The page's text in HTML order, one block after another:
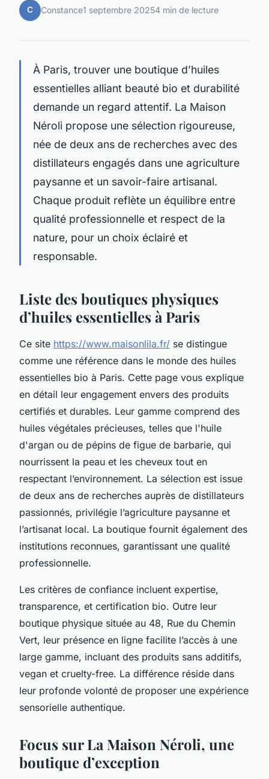
C Constance1 septembre 20254 min de lecture
À Paris, trouver une boutique d’huiles
essentielles alliant beauté bio et durabilité
demande un regard attentif. La Maison
Néroli propose une sélection rigoureuse,
née de deux ans de recherches avec des
distillateurs engagés dans une agriculture
paysanne et un savoir-faire artisanal.
Chaque produit reflète un équilibre entre
qualité professionnelle et respect de la
nature, pour un choix éclairé et
responsable.
Liste des boutiques physiques
d’huiles essentielles à Paris
Ce site https://www.maisonlila.fr/ se distingue
comme une référence dans le monde des huiles
essentielles bio à Paris. Cette page vous explique
en détail leur engagement envers des produits
certifiés et durables. Leur gamme comprend des
huiles végétales précieuses, telles que l'huile
d'argan ou de pépins de figue de barbarie, qui
nourrissent la peau et les cheveux tout en
respectant l’environnement. La sélection est issue
de deux ans de recherches auprès de distillateurs
passionnés, privilégie l’agriculture paysanne et
l’artisanat local. La boutique fournit également des
institutions reconnues, garantissant une qualité
professionnelle.
Les critères de confiance incluent expertise,
transparence, et certification bio. Outre leur
boutique physique située au 48, Rue du Chemin
Vert, leur présence en ligne facilite l’accès à une
large gamme, incluant des produits sans additifs,
vegan et cruelty-free. La différence réside dans
leur profonde volonté de proposer une expérience
sensorielle authentique.
Focus sur La Maison Néroli, une
boutique d’exception